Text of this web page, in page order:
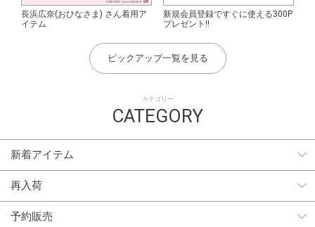
カテゴリー
CATEGORY
新着アイテム
再入荷
予約販売
長浜広奈(おひなさま) さん着用ア
イテム
新規会員登録ですぐに使える300P
プレゼント!!
ピックアップ一覧を見る